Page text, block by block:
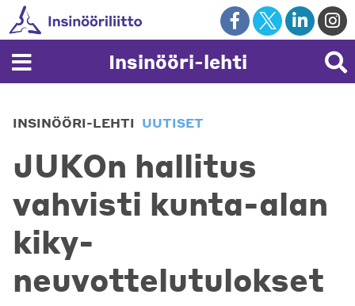
Skip
to
content
Insinööri-lehti
INSINÖÖRI-LEHTI UUTISET
JUKOn hallitus
vahvisti kunta-alan
kiky-
neuvottelutulokset